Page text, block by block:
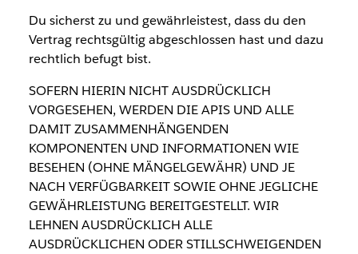
Du sicherst zu und gewährleistest, dass du den
Vertrag rechtsgültig abgeschlossen hast und dazu
rechtlich befugt bist.
SOFERN HIERIN NICHT AUSDRÜCKLICH
VORGESEHEN, WERDEN DIE APIS UND ALLE
DAMIT ZUSAMMENHÄNGENDEN
KOMPONENTEN UND INFORMATIONEN WIE
BESEHEN (OHNE MÄNGELGEWÄHR) UND JE
NACH VERFÜGBARKEIT SOWIE OHNE JEGLICHE
GEWÄHRLEISTUNG BEREITGESTELLT. WIR
LEHNEN AUSDRÜCKLICH ALLE
AUSDRÜCKLICHEN ODER STILLSCHWEIGENDEN